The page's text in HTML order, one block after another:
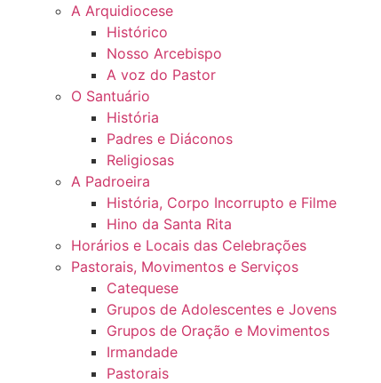
A Arquidiocese
Histórico
Nosso Arcebispo
A voz do Pastor
O Santuário
História
Padres e Diáconos
Religiosas
A Padroeira
História, Corpo Incorrupto e Filme
Hino da Santa Rita
Horários e Locais das Celebrações
Pastorais, Movimentos e Serviços
Catequese
Grupos de Adolescentes e Jovens
Grupos de Oração e Movimentos
Irmandade
Pastorais